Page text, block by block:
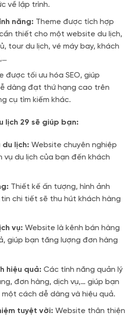
về lập trình.
năng: Theme được tích hợp
thiết cho một website du lịch,
tour du lịch, vé máy bay, khách
được tối ưu hóa SEO, giúp
dàng đạt thứ hạng cao trên
cụ tìm kiếm khác.
lịch 29 sẽ giúp bạn:
du lịch: Website chuyên nghiệp
vụ du lịch của bạn đến khách
Thiết kế ấn tượng, hình ảnh
chi tiết sẽ thu hút khách hàng
vụ: Website là kênh bán hàng
giúp bạn tăng lượng đơn hàng
hiệu quả: Các tính năng quản lý
đơn hàng, dịch vụ,… giúp bạn
một cách dễ dàng và hiệu quả.
tuyệt vời: Website thân thiện